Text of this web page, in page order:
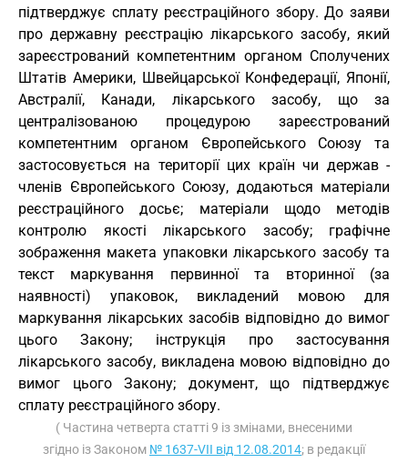
підтверджує сплату реєстраційного збору. До заяви
про державну реєстрацію лікарського засобу, який
зареєстрований компетентним органом Сполучених
Штатів Америки, Швейцарської Конфедерації, Японії,
Австралії, Канади, лікарського засобу, що за
централізованою процедурою зареєстрований
компетентним органом Європейського Союзу та
застосовується на території цих країн чи держав -
членів Європейського Союзу, додаються матеріали
реєстраційного досьє; матеріали щодо методів
контролю якості лікарського засобу; графічне
зображення макета упаковки лікарського засобу та
текст маркування первинної та вторинної (за
наявності) упаковок, викладений мовою для
маркування лікарських засобів відповідно до вимог
цього Закону; інструкція про застосування
лікарського засобу, викладена мовою відповідно до
вимог цього Закону; документ, що підтверджує
сплату реєстраційного збору.
( Частина четверта статті 9 із змінами, внесеними
згідно із Законом № 1637-VII від 12.08.2014; в редакції